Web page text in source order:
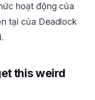
hoạt động của
tại của Deadlock
this weird